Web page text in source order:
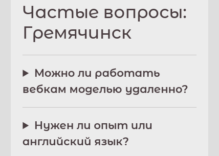
Частые вопросы:
Гремячинск
Можно ли работать
вебкам моделью удаленно?
Нужен ли опыт или
английский язык?